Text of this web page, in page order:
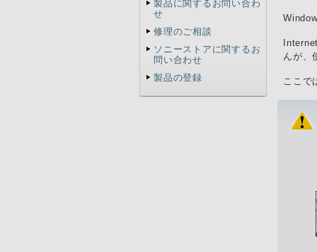
製品に関するお問い合わ
せ
修理のご相談
ソニーストアに関するお
問い合わせ
製品の登録
んが、
ここで